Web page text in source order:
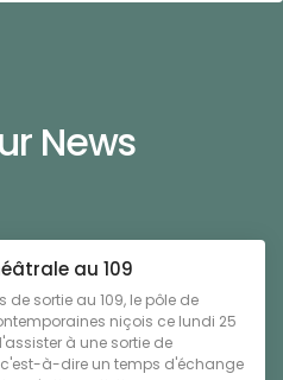
News
au 109
de sortie au 109, le pôle de
niçois ce lundi 25
à une sortie de
c'est-à-dire un temps d'échange